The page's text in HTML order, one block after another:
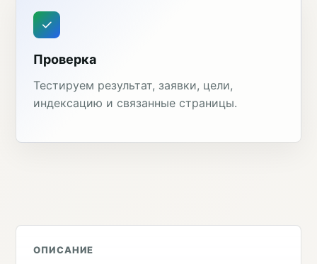
Проверка
Тестируем результат, заявки, цели,
индексацию и связанные страницы.
ОПИСАНИЕ